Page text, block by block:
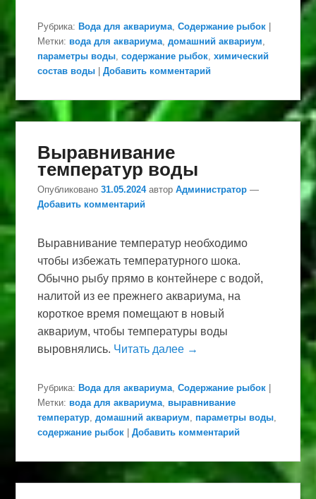
Рубрика: Вода для аквариума ,Содержание рыбок |
Метки: вода для аквариума ,домашний аквариум
параметры воды ,содержание рыбок ,химический
состав воды |Добавить комментарий
Выравнивание
температур воды
Опубликовано31.05.2024 авторАдминистратор —
Добавить комментарий
Выравнивание температур необходимо
чтобы избежать температурного шока.
Обычно рыбу прямо в контейнере с водой,
налитой из ее прежнего аквариума, на
короткое время помещают в новый
аквариум, чтобы температуры воды
выровнялись. Читать далее →
Рубрика: Вода для аквариума,Содержание рыбок
Метки: вода для аквариума, выравнивание
температур,домашний аквариум, параметры воды,
содержание рыбок
|Добавить комментарий